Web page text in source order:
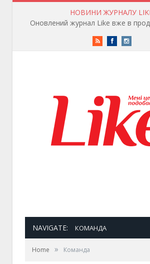
НОВИНИ ЖУРНАЛУ
Оновлений журнал Like вже в
RSS FacebookInstagram
NAVIGATE: КОМАНДА
Home » Команда